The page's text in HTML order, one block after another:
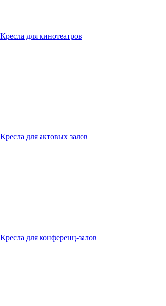
Кресла для кинотеатров
Кресла для актовых залов
Кресла для конференц-залов